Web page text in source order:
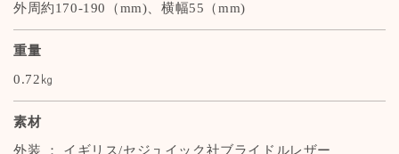
外周約170-190（mm)、横幅55（mm)
重量
0.72㎏
素材
外装 ： イギリス/セジュイック社ブライドルレザー